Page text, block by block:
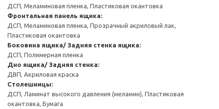
ДСП, Меламиновая пленка, Пластиковая окантовка
Фронтальная панель ящика:
ДСП, Меламиновая пленка, Прозрачный акриловый лак,
Пластиковая окантовка
Боковина ящика/ Задняя стенка ящика:
ДСП, Полимерная пленка
Дно ящика/ Задняя стенка:
ДВП, Акриловая краска
Столешницы:
ДСП, Ламинат высокого давления (меламин), Пластиковая
окантовка, Бумага